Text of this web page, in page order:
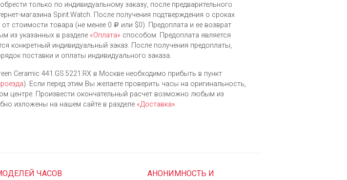
только по индивидуальному заказу, после предварительного
магазина Spirit.Watch. После получения подтверждения о сроках
стоимости товара (не менее 0
Р или $0). Предоплата и ее возврат
из указанных в разделе «Оплата» способом. Предоплата является
конкретный индивидуальный заказ. После получения предоплаты,
поставки и оплаты индивидуального заказа.
Ceramic 441.GS.5221.RX в Москве необходимо прибыть в пункт
). Если перед этим Вы желаете проверить часы на оригинальность,
центре. Произвести окончательный расчет возможно любым из
изложены на нашем сайте в разделе «Доставка».
ЧАСОВ
АНОНИМНОСТЬ И